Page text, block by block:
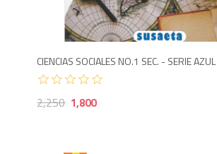
CIENCIAS SOCIALES NO.1 SEC. - SERIE AZUL
2,250 1,800